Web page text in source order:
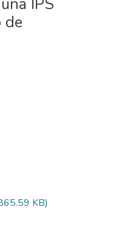
de
KB)